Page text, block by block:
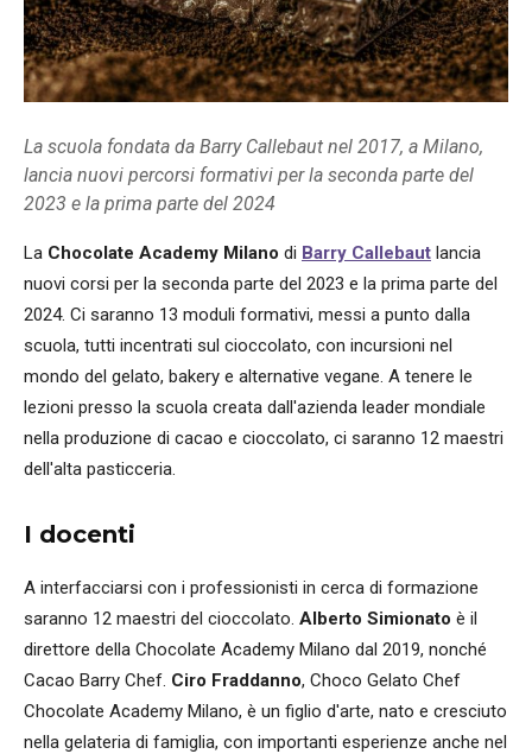
La scuola fondata da Barry Callebaut nel 2017, a Milano,
lancia nuovi percorsi formativi per la seconda parte del
2023 e la prima parte del 2024
La Chocolate Academy Milano di Barry Callebaut lancia
nuovi corsi per la seconda parte del 2023 e la prima parte del
2024. Ci saranno 13 moduli formativi, messi a punto dalla
scuola, tutti incentrati sul cioccolato, con incursioni nel
mondo del gelato, bakery e alternative vegane. A tenere le
lezioni presso la scuola creata dall'azienda leader mondiale
nella produzione di cacao e cioccolato, ci saranno 12 maestri
dell'alta pasticceria.
I docenti
A interfacciarsi con i professionisti in cerca di formazione
saranno 12 maestri del cioccolato. Alberto Simionato è il
direttore della Chocolate Academy Milano dal 2019, nonché
Cacao Barry Chef. Ciro Fraddanno, Choco Gelato Chef
Chocolate Academy Milano, è un figlio d'arte, nato e cresciuto
nella gelateria di famiglia, con importanti esperienze anche nel